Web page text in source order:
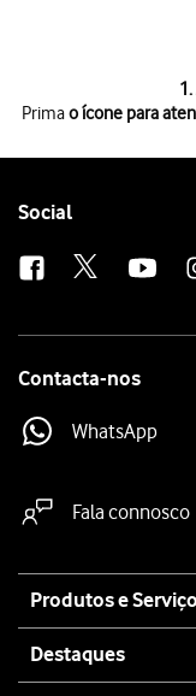
Primao ícone para
Primao ícone para
Follow
Social
Contacta-nos
WhatsApp
Fala connosco
map
Produtos e
Destaques